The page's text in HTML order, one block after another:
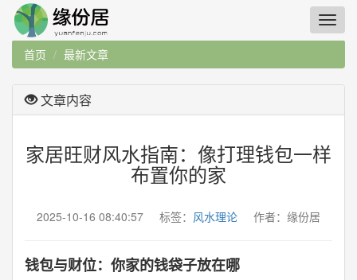
首页 最新文章
文章内容
家居旺财风水指南：像打理钱包一样
布置你的家
2025-10-16 08:40:57 标签： 风水理论 作者：缘份居
钱包与财位：你家的钱袋子放在哪